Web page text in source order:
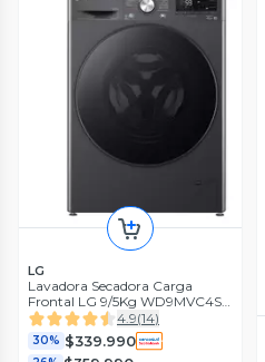
LG
Lavadora Secadora Carga
Frontal LG 9/5Kg WD9MVC4S6
AI DD, ThinQ4.9(14)
30% $339.990